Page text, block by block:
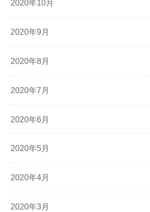
2020年10月
2020年9月
2020年8月
2020年7月
2020年6月
2020年5月
2020年4月
2020年3月